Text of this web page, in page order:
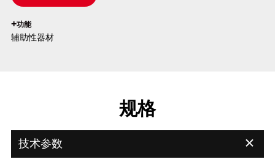
`
+功能
辅助性器材
规格
技术参数 ＋